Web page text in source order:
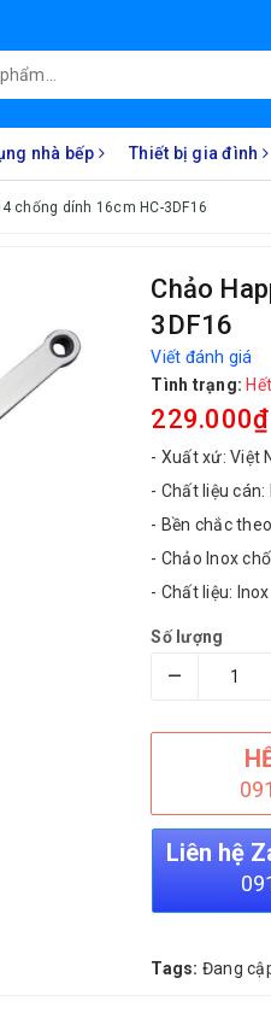
nhà bếp Thiết bị gia đình
chống dính 16cm HC-3DF16
Chảo
3DF16
Viết đánh giá
Tình trạng:
229.000₫
- Xuất xứ: Việt
- Chất liệu
- Bền chắc
- Chảo Inox
- Chất liệu:
Số lượng
–
Liên hệ
Tags: Đang